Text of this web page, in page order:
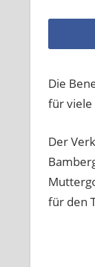
Die
für viele
Der
für den